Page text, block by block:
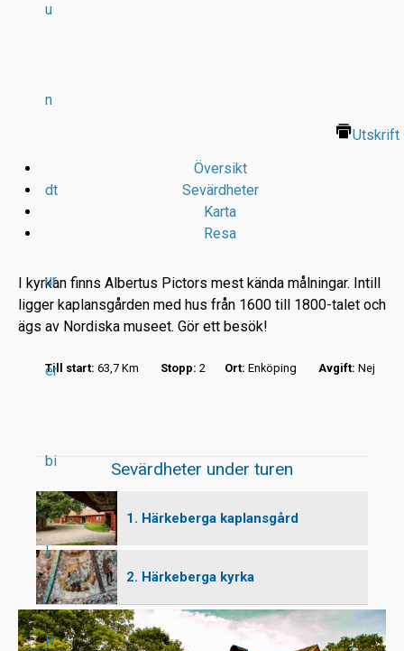
u
n
dt
ur
er
bi
l
P
Utskrift
Översikt
Sevärdheter
Karta
Resa
I kyrkan finns Albertus Pictors mest kända målningar. Intill
ligger kaplansgården med hus från 1600 till 1800-talet och
ägs av Nordiska museet. Gör ett besök!
Till start: 63,7 Km Stopp: 2 Ort: Enköping Avgift: Nej
Sevärdheter under turen
1. Härkeberga kaplansgård
2. Härkeberga kyrka